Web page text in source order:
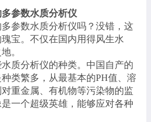
参数水质分析仪
参数水质分析仪吗？没错，这
宝。不仅在国内用得风生水
。
质分析仪的种类。中国自产的
类繁多，从最基本的PH值、溶
重金属、有机物等污染物的监
一个超级英雄，能够应对各种